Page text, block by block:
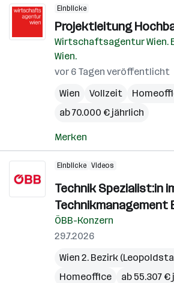
Einblicke
Projektleitung
Wirtschaftsagentur Wien.
Wien.
vor 6 Tagen veröffentlicht
Wien
Vollzeit
ab 70.000 € jährlich
Merken
Einblicke Videos
Technik Spezialist:in
Technikmanagement
ÖBB-Konzern
29.7.2026
Wien 2. Bezirk
Homeoffice
ab 55.307